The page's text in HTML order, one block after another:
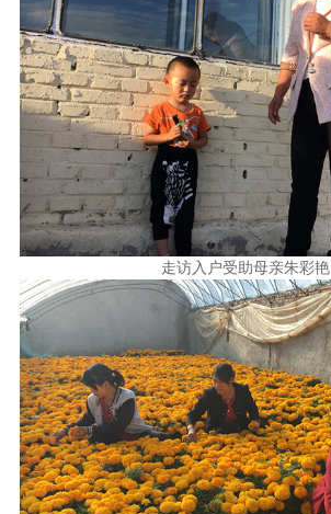
走访入户受助母亲朱彩艳